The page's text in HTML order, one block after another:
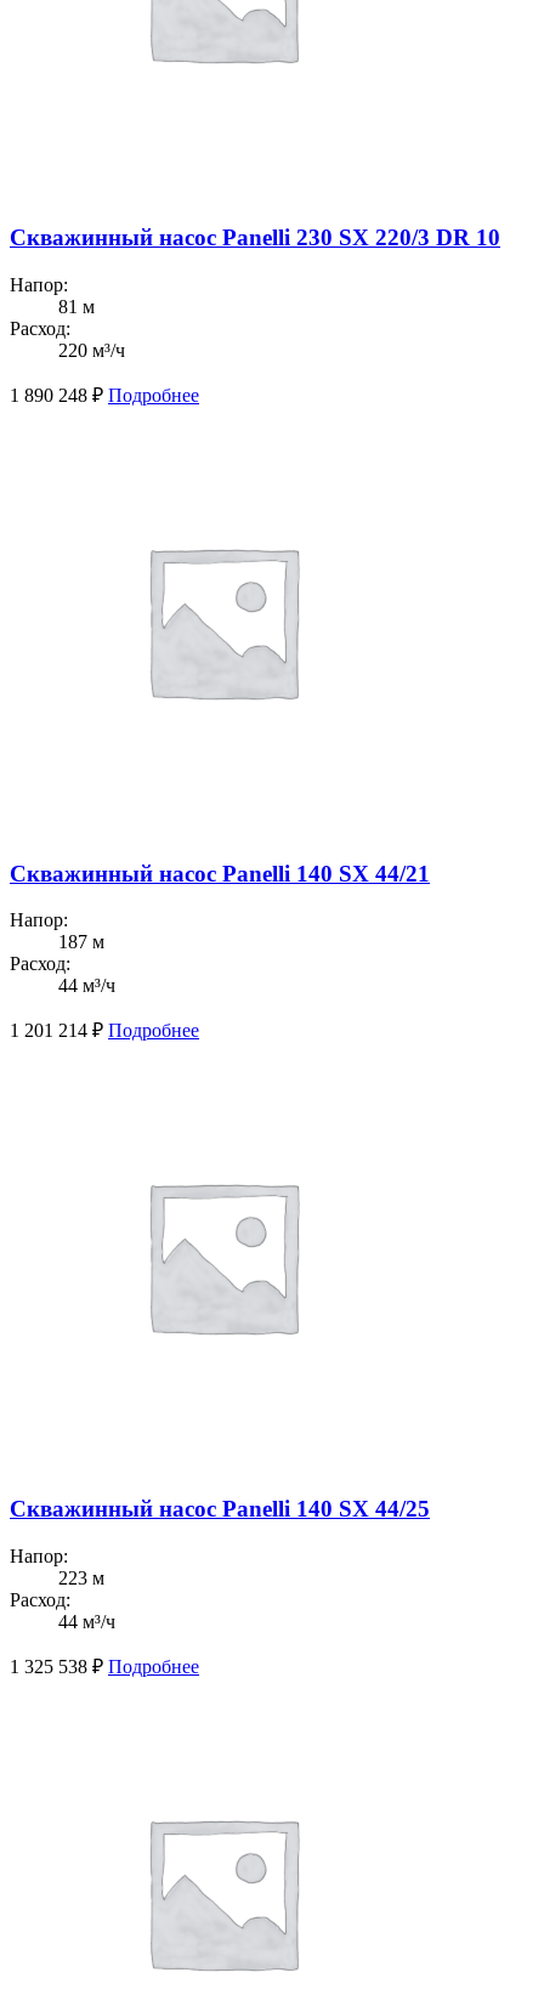
Скважинный насос Panelli 230 SX 220/3 DR 10
Напор:
81 м
Расход:
220 м³/ч
1 890 248 ₽ Подробнее
Скважинный насос Panelli 140 SX 44/21
Напор:
187 м
Расход:
44 м³/ч
1 201 214 ₽ Подробнее
Скважинный насос Panelli 140 SX 44/25
Напор:
223 м
Расход:
44 м³/ч
1 325 538 ₽ Подробнее